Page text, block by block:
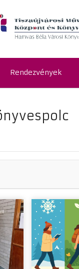
Rendezvények